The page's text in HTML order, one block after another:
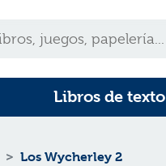
Libros de texto
Los Wycherley 2